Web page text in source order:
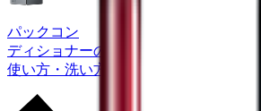
パックコン
ディショナーの
使い方・洗い方